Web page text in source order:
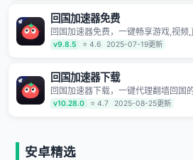
戏加速专线。能加速访问优酷、爱奇
站、芒果TV、西瓜视频、QQ音乐、
音乐、YY等主流网站应用解除限制，
国。目前已有上百万用户，用户整体
对一在线客服支持，保障你的使用体验
回国加速器免费
回国加速器免费，一键畅享游戏,视频
App应用,视频加载极速不卡顿。人在
戏 简单易用。
v9.8.5 ⭐ 4.6 2025-07-19更新
回国加速器下载
回国加速器下载，一键代理翻墙回国
海外华人留学生及港澳台地区用户破
题，一键降低游戏延迟，加速访问中
v10.28.0 ⭐ 4.7 2025-08-25更新
安卓精选